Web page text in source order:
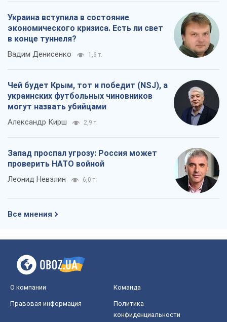
Украина вступила в состояние
экономического кризиса. Есть ли свет
в конце туннеля?
Вадим Денисенко 1,6 т.
Чей будет Крым, тот и победит (NSJ), а
украинских футбольных чиновников
могут назвать убийцами
Александр Кирш 2,9 т.
Запад проспал угрозу: Россия может
проверить НАТО войной
Леонид Невзлин 6,0 т.
Все мнения
О компании Команда
Правовая информация
Политика
конфиденциальности